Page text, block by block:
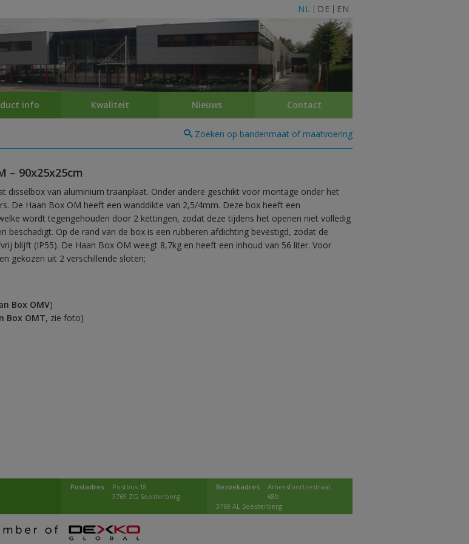
NL DE EN
info Kwaliteit Nieuws Contact
Zoeken op bandenmaat of maatvoering
– 90x25x25cm
disselbox van aluminium traanplaat. Onder andere geschikt voor montage onder het
De Haan Box OM heeft een wanddikte van 2,5/4mm. Deze box heeft een
wordt tegengehouden door 2 kettingen, zodat deze tijdens het openen niet volledig
beschadigt. Op de rand van de box is een rubberen afdichting bevestigd, zodat de
blijft (IP55). De Haan Box OM weegt 8,7kg en heeft een inhoud van 56 liter. Voor
gekozen uit 2 verschillende sloten;
Box OMV)
Box OMT, zie foto)
Postadres:
Postbus 18
3769 ZG Soesterberg
Bezoekadres:
Amersfoortsestraat
68b
3769 AL Soesterberg